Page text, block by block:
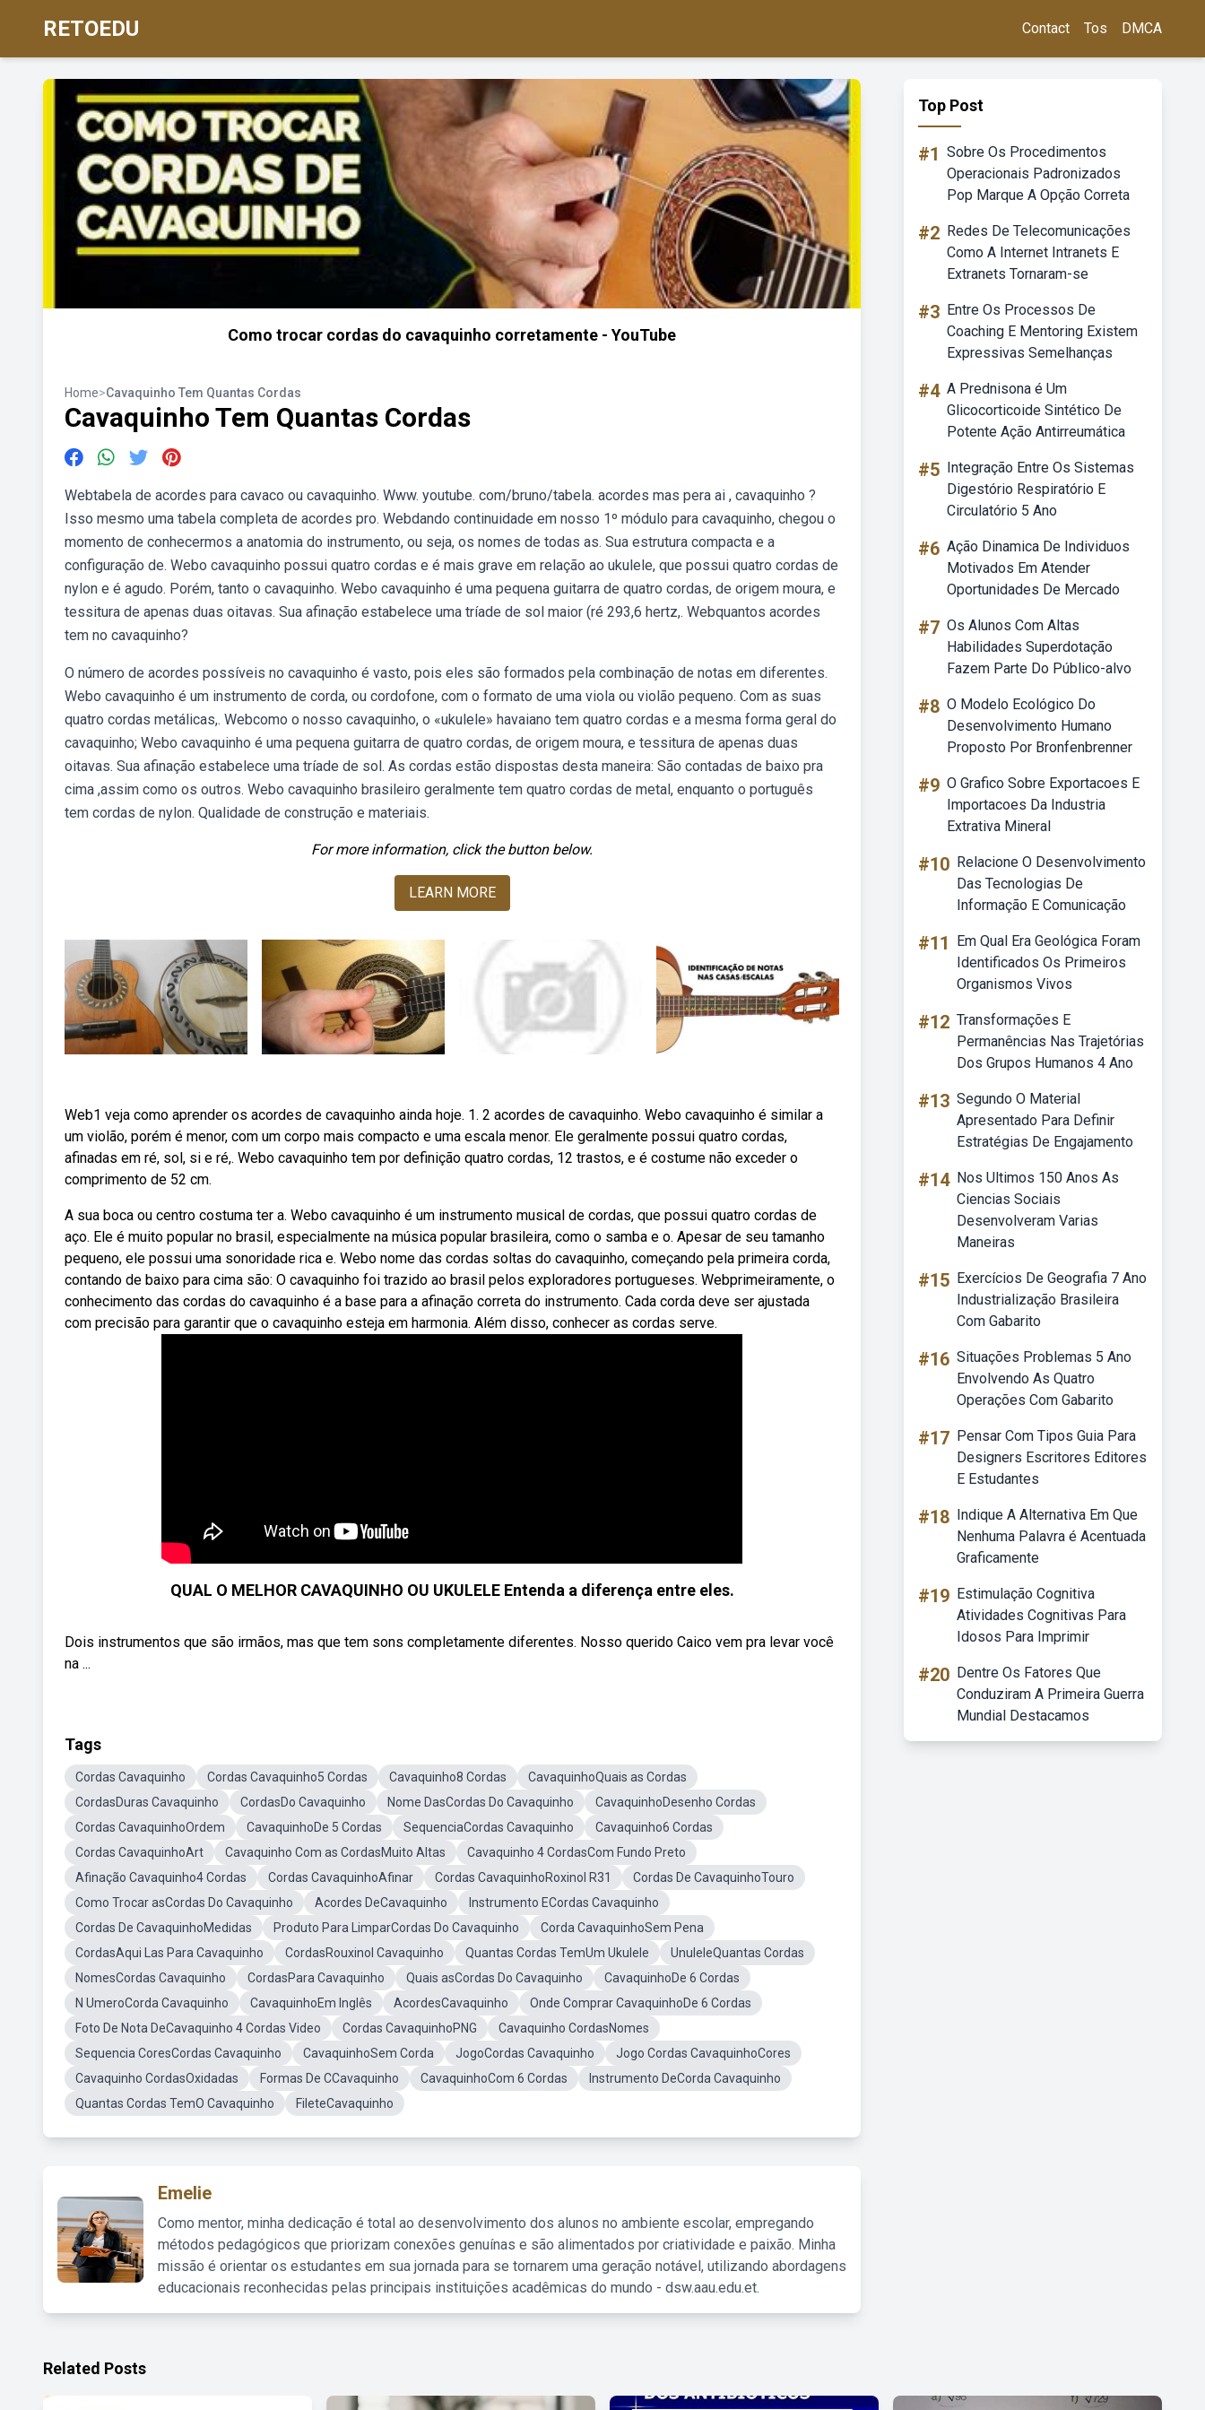
RETOEDU Contact Tos DMCA
Como trocar cordas do cavaquinho corretamente - YouTube
Home>Cavaquinho Tem Quantas Cordas
Cavaquinho Tem Quantas Cordas
Webtabela de acordes para cavaco ou cavaquinho. Www. youtube. com/bruno/tabela. acordes mas pera ai , cavaquinho ?
Isso mesmo uma tabela completa de acordes pro. Webdando continuidade em nosso 1º módulo para cavaquinho, chegou o
momento de conhecermos a anatomia do instrumento, ou seja, os nomes de todas as. Sua estrutura compacta e a
configuração de. Webo cavaquinho possui quatro cordas e é mais grave em relação ao ukulele, que possui quatro cordas de
nylon e é agudo. Porém, tanto o cavaquinho. Webo cavaquinho é uma pequena guitarra de quatro cordas, de origem moura, e
tessitura de apenas duas oitavas. Sua afinação estabelece uma tríade de sol maior (ré 293,6 hertz,. Webquantos acordes
tem no cavaquinho?
O número de acordes possíveis no cavaquinho é vasto, pois eles são formados pela combinação de notas em diferentes.
Webo cavaquinho é um instrumento de corda, ou cordofone, com o formato de uma viola ou violão pequeno. Com as suas
quatro cordas metálicas,. Webcomo o nosso cavaquinho, o «ukulele» havaiano tem quatro cordas e a mesma forma geral do
cavaquinho; Webo cavaquinho é uma pequena guitarra de quatro cordas, de origem moura, e tessitura de apenas duas
oitavas. Sua afinação estabelece uma tríade de sol. As cordas estão dispostas desta maneira: São contadas de baixo pra
cima ,assim como os outros. Webo cavaquinho brasileiro geralmente tem quatro cordas de metal, enquanto o português
tem cordas de nylon. Qualidade de construção e materiais.
For more information, click the button below.
LEARN MORE
Web1 veja como aprender os acordes de cavaquinho ainda hoje. 1. 2 acordes de cavaquinho. Webo cavaquinho é similar a
um violão, porém é menor, com um corpo mais compacto e uma escala menor. Ele geralmente possui quatro cordas,
afinadas em ré, sol, si e ré,. Webo cavaquinho tem por definição quatro cordas, 12 trastos, e é costume não exceder o
comprimento de 52 cm.
A sua boca ou centro costuma ter a. Webo cavaquinho é um instrumento musical de cordas, que possui quatro cordas de
aço. Ele é muito popular no brasil, especialmente na música popular brasileira, como o samba e o. Apesar de seu tamanho
pequeno, ele possui uma sonoridade rica e. Webo nome das cordas soltas do cavaquinho, começando pela primeira corda,
contando de baixo para cima são: O cavaquinho foi trazido ao brasil pelos exploradores portugueses. Webprimeiramente, o
conhecimento das cordas do cavaquinho é a base para a afinação correta do instrumento. Cada corda deve ser ajustada
com precisão para garantir que o cavaquinho esteja em harmonia. Além disso, conhecer as cordas serve.
QUAL O MELHOR CAVAQUINHO OU UKULELE Entenda a diferença entre eles.
Dois instrumentos que são irmãos, mas que tem sons completamente diferentes. Nosso querido Caico vem pra levar você
na ...
Tags
Cordas Cavaquinho Cordas Cavaquinho5 Cordas Cavaquinho8 Cordas
CavaquinhoQuais as Cordas
CordasDuras Cavaquinho
CordasDo Cavaquinho Nome DasCordas Do Cavaquinho
CavaquinhoDesenho Cordas
Cordas CavaquinhoOrdem
CavaquinhoDe 5 Cordas SequenciaCordas Cavaquinho
Cavaquinho6 Cordas
Cordas CavaquinhoArt
Cavaquinho Com as CordasMuito Altas
Cavaquinho 4 CordasCom Fundo Preto
Afinação Cavaquinho4 Cordas
Cordas CavaquinhoAfinar Cordas CavaquinhoRoxinol R31
Cordas De CavaquinhoTouro
Como Trocar asCordas Do Cavaquinho
Acordes DeCavaquinho
Instrumento ECordas Cavaquinho
Cordas De CavaquinhoMedidas
Produto Para LimparCordas Do Cavaquinho
Corda CavaquinhoSem Pena
CordasAqui Las Para Cavaquinho
CordasRouxinol Cavaquinho Quantas Cordas TemUm Ukulele
UnuleleQuantas Cordas
NomesCordas Cavaquinho
CordasPara Cavaquinho Quais asCordas Do Cavaquinho
CavaquinhoDe 6 Cordas
N UmeroCorda Cavaquinho
CavaquinhoEm Inglês AcordesCavaquinho
Onde Comprar CavaquinhoDe 6 Cordas
Foto De Nota DeCavaquinho 4 Cordas Video
Cordas CavaquinhoPNG
Cavaquinho CordasNomes
Sequencia CoresCordas Cavaquinho
CavaquinhoSem Corda JogoCordas Cavaquinho
Jogo Cordas CavaquinhoCores
Cavaquinho CordasOxidadas
Formas De CCavaquinho CavaquinhoCom 6 Cordas
Instrumento DeCorda Cavaquinho
Quantas Cordas TemO Cavaquinho
FileteCavaquinho
Emelie
Como mentor, minha dedicação é total ao desenvolvimento dos alunos no ambiente escolar, empregando
métodos pedagógicos que priorizam conexões genuínas e são alimentados por criatividade e paixão. Minha
missão é orientar os estudantes em sua jornada para se tornarem uma geração notável, utilizando abordagens
educacionais reconhecidas pelas principais instituições acadêmicas do mundo - dsw.aau.edu.et.
Top Post
#1 Sobre Os Procedimentos
Operacionais Padronizados
Pop Marque A Opção Correta
#2 Redes De Telecomunicações
Como A Internet Intranets E
Extranets Tornaram-se
#3 Entre Os Processos De
Coaching E Mentoring Existem
Expressivas Semelhanças
#4 A Prednisona é Um
Glicocorticoide Sintético De
Potente Ação Antirreumática
#5 Integração Entre Os Sistemas
Digestório Respiratório E
Circulatório 5 Ano
#6 Ação Dinamica De Individuos
Motivados Em Atender
Oportunidades De Mercado
#7 Os Alunos Com Altas
Habilidades Superdotação
Fazem Parte Do Público-alvo
#8 O Modelo Ecológico Do
Desenvolvimento Humano
Proposto Por Bronfenbrenner
#9 O Grafico Sobre Exportacoes E
Importacoes Da Industria
Extrativa Mineral
#10 Relacione O Desenvolvimento
Das Tecnologias De
Informação E Comunicação
#11
Em Qual Era Geológica Foram
Identificados Os Primeiros
Organismos Vivos
#12 Transformações E
Permanências Nas Trajetórias
Dos Grupos Humanos 4 Ano
#13 Segundo O Material
Apresentado Para Definir
Estratégias De Engajamento
#14 Nos Ultimos 150 Anos As
Ciencias Sociais
Desenvolveram Varias
Maneiras
#15 Exercícios De Geografia 7 Ano
Industrialização Brasileira
Com Gabarito
#16 Situações Problemas 5 Ano
Envolvendo As Quatro
Operações Com Gabarito
#17 Pensar Com Tipos Guia Para
Designers Escritores Editores
E Estudantes
#18 Indique A Alternativa Em Que
Nenhuma Palavra é Acentuada
Graficamente
#19 Estimulação Cognitiva
Atividades Cognitivas Para
Idosos Para Imprimir
#20 Dentre Os Fatores Que
Conduziram A Primeira Guerra
Mundial Destacamos
Related Posts